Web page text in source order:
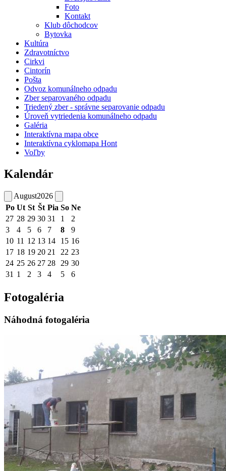
Foto
Kontakt
Klub dôchodcov
Bytovka
Kultúra
Zdravotníctvo
Cirkvi
Cintorín
Pošta
Odvoz komunálneho odpadu
Zber separovaného odpadu
Triedený zber - správne separovanie odpadu
Úroveň vytriedenia komunálneho odpadu
Galéria
Interaktívna mapa obce
Interaktívna cyklomapa Hont
Voľby
Kalendár
August2026
Po Ut St Št Pia So Ne
27 28 29 30 31 1
2
3
4 5 6 7 8
9
10 11 12 13 14 15 16
17 18 19 20 21 22 23
24 25 26 27 28 29 30
31 1 2 3 4 5 6
Fotogaléria
Náhodná fotogaléria